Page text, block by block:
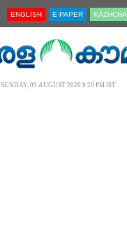
ENGLISH E-PAPER KĀZHCHA
SUNDAY, 09 AUGUST 2026 9.20 PM IST